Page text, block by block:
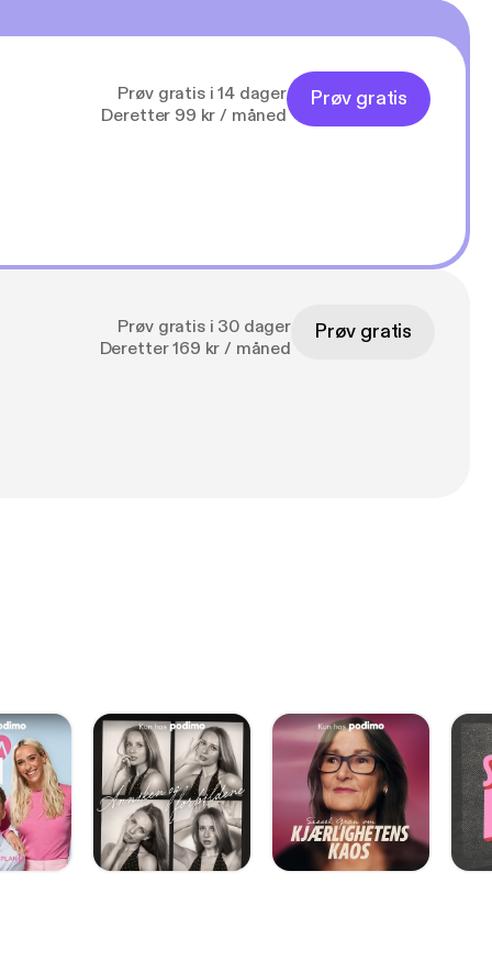
Prøv gratis i 14 dager
Deretter 99 kr / måned
Prøv gratis
Prøv gratis i 30 dager
Deretter 169 kr / måned
Prøv gratis